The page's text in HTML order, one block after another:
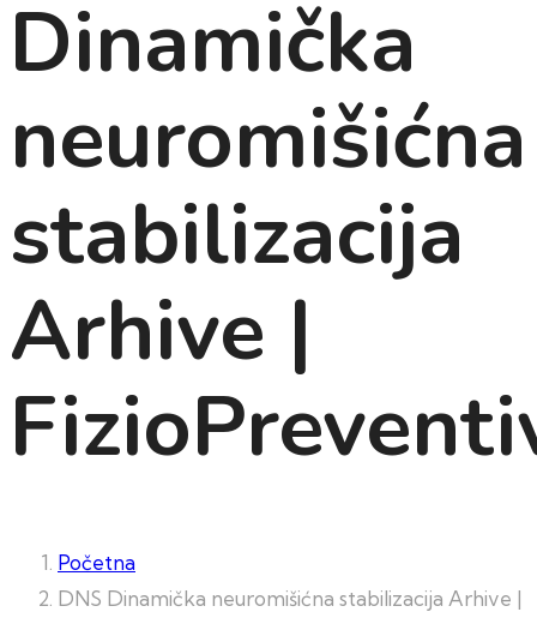
Dinamička
neuromišićna
stabilizacija
Arhive |
Početna
DNS Dinamička neuromišićna stabilizacija Arhive |